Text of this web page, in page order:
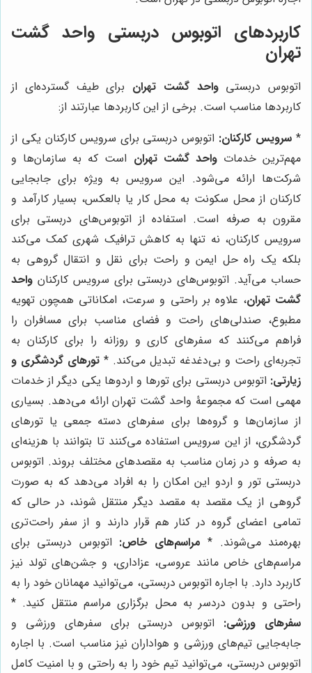
کاربردهای اتوبوس دربستی واحد گشت
تهران
اتوبوس دربستیواحد گشت تهران برای طیف گسترده‌ای از
کاربردها مناسب است. برخی از این کاربردها عبارتند از:
* سرویس کارکنان: اتوبوس دربستی برای سرویس کارکنان یکی از
مهم‌ترین خدماتواحد گشت تهران است که به سازمان‌ها و
شرکت‌ها ارائه می‌شود. این سرویس به ویژه برای جابجایی
کارکنان از محل سکونت به محل کار یا بالعکس، بسیار کارآمد و
مقرون به صرفه است. استفاده از اتوبوس‌های دربستی برای
سرویس کارکنان، نه تنها به کاهش ترافیک شهری کمک می‌کند
بلکه یک راه حل ایمن و راحت برای نقل و انتقال گروهی به
حساب می‌آید. اتوبوس‌های دربستی برای سرویس کارکنان واحد
گشت تهران، علاوه بر راحتی و سرعت، امکاناتی همچون تهویه
مطبوع، صندلی‌های راحت و فضای مناسب برای مسافران را
فراهم می‌کنند که سفرهای کاری و روزانه را برای کارکنان به
تجربه‌ای راحت و بی‌دغدغه تبدیل می‌کند. * تورهای گردشگری و
زیارتی: اتوبوس دربستی برای تورها و اردوها یکی دیگر از خدمات
مهمی است که مجموعۀ واحد گشت تهران ارائه می‌دهد. بسیاری
از سازمان‌ها و گروه‌ها برای سفرهای دسته جمعی یا تورهای
گردشگری، از این سرویس استفاده می‌کنند تا بتوانند با هزینه‌ای
به صرفه و در زمان مناسب به مقصدهای مختلف بروند. اتوبوس
دربستی تور و اردو این امکان را به افراد می‌دهد که به صورت
گروهی از یک مقصد به مقصد دیگر منتقل شوند، در حالی که
تمامی اعضای گروه در کنار هم قرار دارند و از سفر راحت‌تری
بهره‌مند می‌شوند. * مراسم‌های خاص: اتوبوس دربستی برای
مراسم‌های خاص مانند عروسی، عزاداری، و جشن‌های تولد نیز
کاربرد دارد. با اجاره اتوبوس دربستی، می‌توانید مهمانان خود را به
راحتی و بدون دردسر به محل برگزاری مراسم منتقل کنید. *
سفرهای ورزشی: اتوبوس دربستی برای سفرهای ورزشی و
جابه‌جایی تیم‌های ورزشی و هواداران نیز مناسب است. با اجاره
اتوبوس دربستی، می‌توانید تیم خود را به راحتی و با امنیت کامل